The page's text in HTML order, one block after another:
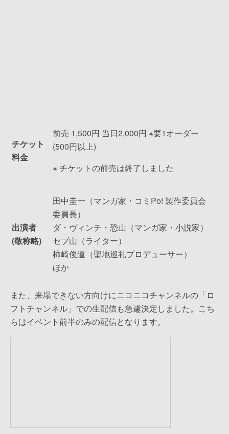
チケット
料金
前売 1,500円 当日2,000円 ※要1オーダー
(500円以上)
※ チケットの前売は終了しました
出演者
(敬称略)
田中圭一（マンガ家・コミPo! 製作委員会
委員長）
ダ・ヴィンチ・恐山（マンガ家・小説家）
セブ山（ライター）
柿崎俊道（聖地巡礼プロデューサー）
ほか
また、来場できない方向けにニコニコチャンネルの「ロ
フトチャンネル」での生配信も急遽決定しました。こち
らはイベント前半のみの配信となります。